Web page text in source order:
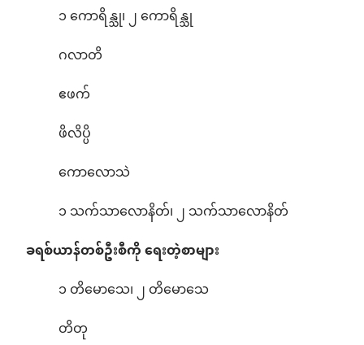
၁ ကောရိန္သု၊ ၂ ကောရိန္သု
ဂလာတိ
ဧဖက်
ဖိလိပ္ပိ
ကောလောသဲ
၁ သက်သာလောနိတ်၊ ၂ သက်သာလောနိတ်
ခရစ်ယာန်တစ်ဦးစီကို ရေးတဲ့စာများ
၁ တိမောသေ၊ ၂ တိမောသေ
တိတု